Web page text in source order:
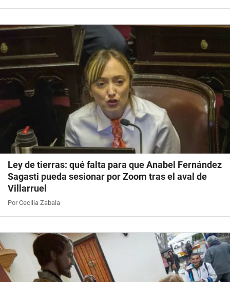
Ley de tierras: qué falta para que Anabel Fernández
Sagasti pueda sesionar por Zoom tras el aval de
Villarruel
Por Cecilia Zabala